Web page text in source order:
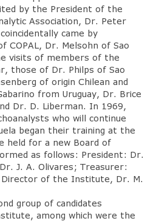
by the President of the
Association, Dr. Peter
came by
COPAL, Dr. Melsohn of Sao
visits of members of the
those of Dr. Philps of Sao
of origin Chilean and
from Uruguay, Dr. Brice
Dr. D. Liberman. In 1969,
who will continue
began their training at the
held for a new Board of
as follows: President: Dr.
J. A. Olivares; Treasurer:
Director of the Institute, Dr. M.
group of candidates
among which were the